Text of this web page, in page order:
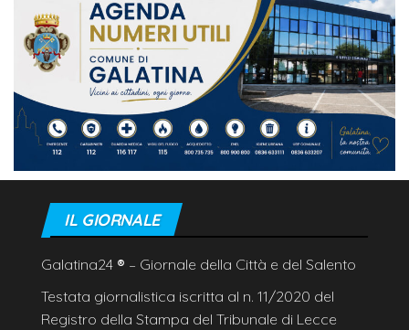
IL GIORNALE
Galatina24 ® – Giornale della Città e del Salento
Testata giornalistica iscritta al n. 11/2020 del
Registro della Stampa del Tribunale di Lecce